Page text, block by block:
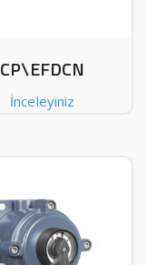
CP\EFDCN
İnceleyiniz